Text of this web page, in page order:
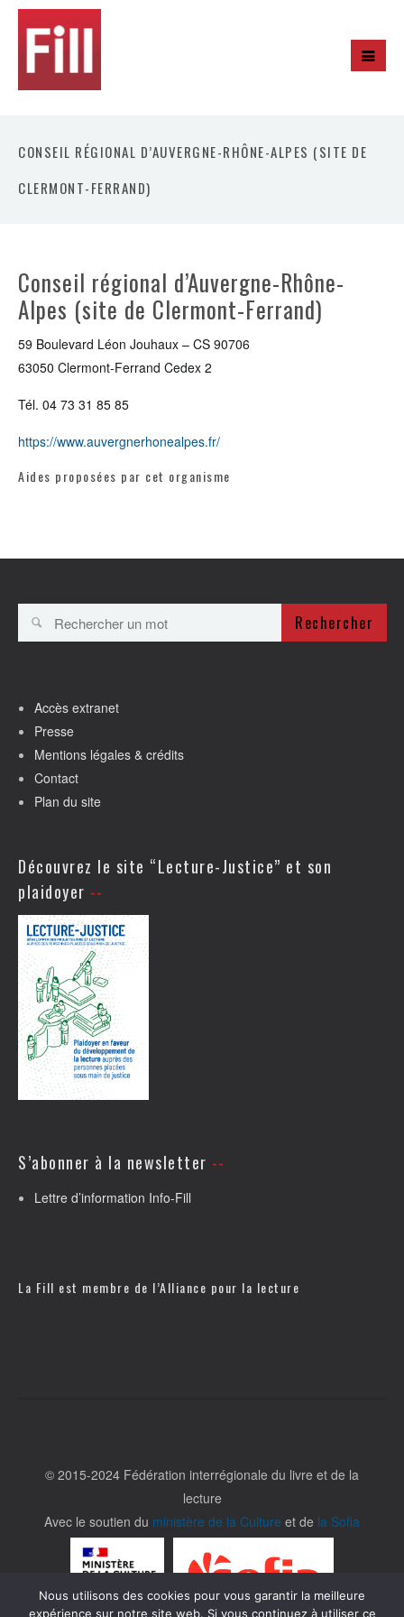
CONSEIL RÉGIONAL D’AUVERGNE-RHÔNE-ALPES (SITE DE
CLERMONT-FERRAND)
Conseil régional d’Auvergne-Rhône-
Alpes (site de Clermont-Ferrand)
59 Boulevard Léon Jouhaux – CS 90706
63050 Clermont-Ferrand Cedex 2
Tél. 04 73 31 85 85
https://www.auvergnerhonealpes.fr/
Aides proposées par cet organisme
Rechercher
Accès extranet
Presse
Mentions légales & crédits
Contact
Plan du site
Découvrez le site “Lecture-Justice” et son
plaidoyer
S’abonner à la newsletter
Lettre d’information Info-Fill
La Fill est membre de l’Alliance pour la lecture
© 2015-2024 Fédération interrégionale du livre et de la
lecture
Avec le soutien du ministère de la Culture et de la Sofia
Nous utilisons des cookies pour vous garantir la meilleure
expérience sur notre site web. Si vous continuez à utiliser ce